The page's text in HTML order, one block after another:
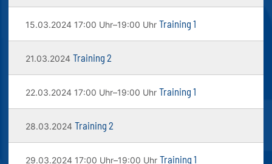
15.03.2024 17:00 Uhr–19:00 Uhr Training 1
21.03.2024 Training 2
22.03.2024 17:00 Uhr–19:00 Uhr Training 1
28.03.2024 Training 2
29.03.2024 17:00 Uhr–19:00 Uhr Training 1